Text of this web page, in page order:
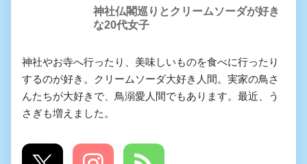
神社仏閣巡りとクリームソーダが好き
な20代女子
神社やお寺へ行ったり、美味しいものを食べに行ったり
するのが好き。クリームソーダ大好き人間。実家の鳥さ
んたちが大好きで、鳥溺愛人間でもあります。最近、う
さぎも増えました。